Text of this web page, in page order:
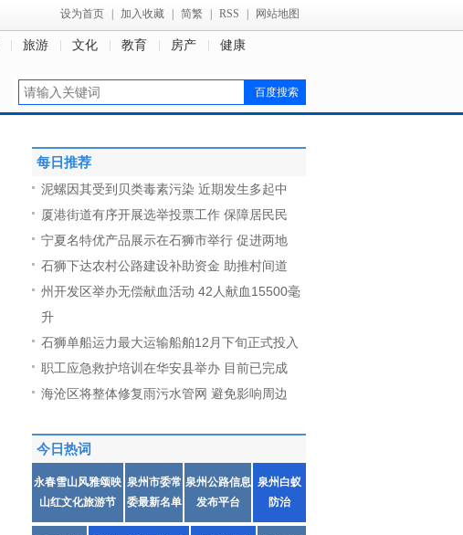
设为首页 加入收藏 简繁 RSS 网站地图
旅游 文化 教育 房产 健康
每日推荐
泥螺因其受到贝类毒素污染 近期发生多起中
厦港街道有序开展选举投票工作 保障居民民
宁夏名特优产品展示在石狮市举行 促进两地
石狮下达农村公路建设补助资金 助推村间道
州开发区举办无偿献血活动 42人献血15500毫
升
石狮单船运力最大运输船舶12月下旬正式投入
职工应急救护培训在华安县举办 目前已完成
海沧区将整体修复雨污水管网 避免影响周边
今日热词
永春雪山风雅颂映
山红文化旅游节
泉州市委常
委最新名单
泉州公路信息
发布平台
泉州白蚁
防治